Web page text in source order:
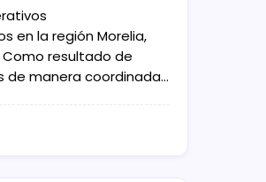
en la región Morelia,
Como resultado de
de manera coordinada…